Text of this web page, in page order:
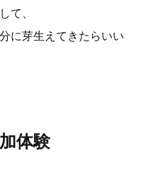
て、
に芽生えてきたらいい
体験